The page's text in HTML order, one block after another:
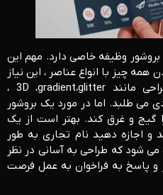
وظیفه خاصی دارد. مهم این
چیز با انواع عناصر ، این نیاز
را تسهیل کند. بله ، عناصر طراحی مانند 3D ،gradient،glitter ،
می طلبد. اما در مورد یک بروشور
گیج و غرق کند. بهتر است از یک
و اجازه دهید نام تجاری به طور
شود که طراحی به آسانی در نظر
و پاسخ به فراخوان به عمل فرصت